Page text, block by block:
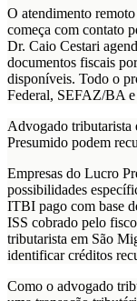
O atendimento
começa com contato
Dr. Caio Cestari
documentos fiscais
disponíveis. Todo o
Federal, SEFAZ/BA
Advogado tributarista
Presumido podem
Empresas do Lucro
possibilidades
ITBI pago com base
ISS cobrado pelo
tributarista em São
identificar créditos
Como o advogado